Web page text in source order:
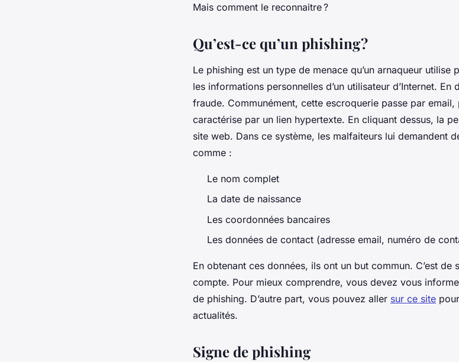
Mais comment le reconnaitre ?
Qu’est-ce qu’un phishing ?
Le phishing est un type de menace qu’un arnaqueur
les informations personnelles d’un utilisateur d’Internet. En
fraude. Communément, cette escroquerie passe par
caractérise par un lien hypertexte. En cliquant dessus, la
site web. Dans ce système, les malfaiteurs lui demandent
comme :
Le nom complet
La date de naissance
Les coordonnées bancaires
Les données de contact (adresse email, numéro de
En obtenant ces données, ils ont un but commun. C’est de
compte. Pour mieux comprendre, vous devez vous
de phishing. D’autre part, vous pouvez aller sur ce site
actualités.
Signe de phishing